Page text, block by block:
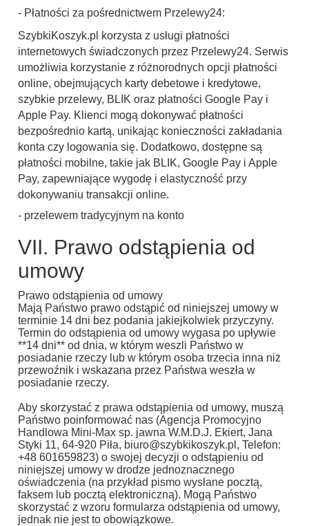
- Płatności za pośrednictwem Przelewy24:
SzybkiKoszyk.pl korzysta z usługi płatności
internetowych świadczonych przez Przelewy24. Serwis
umożliwia korzystanie z różnorodnych opcji płatności
online, obejmujących karty debetowe i kredytowe,
szybkie przelewy, BLIK oraz płatności Google Pay i
Apple Pay. Klienci mogą dokonywać płatności
bezpośrednio kartą, unikając konieczności zakładania
konta czy logowania się. Dodatkowo, dostępne są
płatności mobilne, takie jak BLIK, Google Pay i Apple
Pay, zapewniające wygodę i elastyczność przy
dokonywaniu transakcji online.
- przelewem tradycyjnym na konto
VII. Prawo odstąpienia od
umowy
Prawo odstąpienia od umowy
Mają Państwo prawo odstąpić od niniejszej umowy w
terminie 14 dni bez podania jakiejkolwiek przyczyny.
Termin do odstąpienia od umowy wygasa po upływie
**14 dni** od dnia, w którym weszli Państwo w
posiadanie rzeczy lub w którym osoba trzecia inna niż
przewoźnik i wskazana przez Państwa weszła w
posiadanie rzeczy.
Aby skorzystać z prawa odstąpienia od umowy, muszą
Państwo poinformować nas (Agencja Promocyjno
Handlowa Mini-Max sp. jawna W.M.D.J. Ekiert, Jana
Styki 11, 64-920 Piła, biuro@szybkikoszyk.pl, Telefon:
+48 601659823) o swojej decyzji o odstąpieniu od
niniejszej umowy w drodze jednoznacznego
oświadczenia (na przykład pismo wysłane pocztą,
faksem lub pocztą elektroniczną). Mogą Państwo
skorzystać z wzoru formularza odstąpienia od umowy,
jednak nie jest to obowiązkowe.